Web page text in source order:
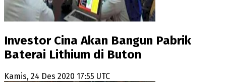
Investor Cina Akan Bangun Pabrik
Baterai Lithium di Buton
Kamis, 24 Des 2020 17:55 UTC